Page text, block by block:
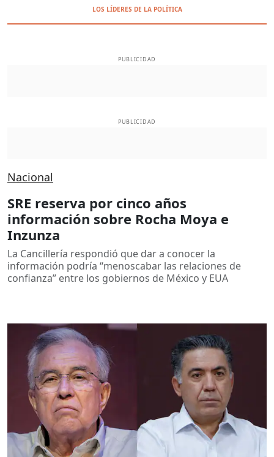
LOS LÍDERES DE LA POLÍTICA
PUBLICIDAD
PUBLICIDAD
Nacional
SRE reserva por cinco años
información sobre Rocha Moya e
Inzunza
La Cancillería respondió que dar a conocer la
información podría “menoscabar las relaciones de
confianza” entre los gobiernos de México y EUA